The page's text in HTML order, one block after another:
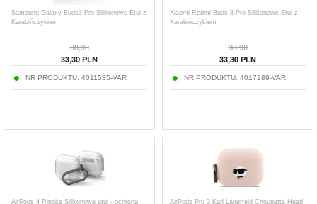
Samsung Galaxy Buds3 Pro Silikonowe Etui z
Karabińczykiem
38,90
33,30 PLN
NR PRODUKTU: 4011535-VAR
Xiaomi Redmi Buds 8 Pro Silikonowe Etui z
Karabińczykiem
38,90
33,30 PLN
NR PRODUKTU: 4017289-VAR
AirPods 4 Ringke Silikonowe etui - ochrona AirPods Pro 3 Karl Lagerfeld Choupette Head